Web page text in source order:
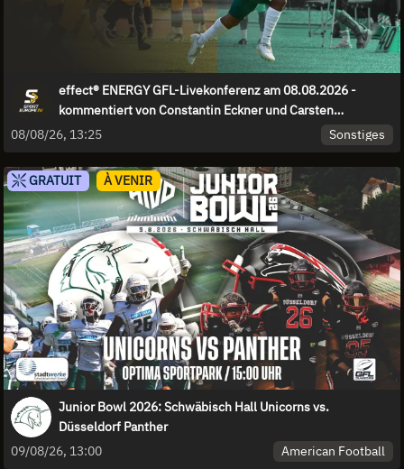
effect® ENERGY GFL-Livekonferenz am 08.08.2026 -
kommentiert von Constantin Eckner und Carsten
Spengemann
08/08/26, 13:25 Sonstiges
GRATUIT À VENIR
Junior Bowl 2026: Schwäbisch Hall Unicorns vs.
Düsseldorf Panther
09/08/26, 13:00
American Football